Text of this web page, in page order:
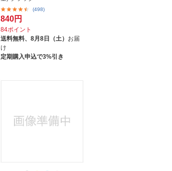
(498)
840円
84ポイント
送料無料、 8月8日（土） お届
け
定期購入申込で3%引き